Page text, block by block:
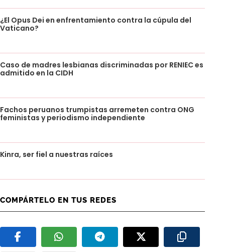
¿El Opus Dei en enfrentamiento contra la cúpula del
Vaticano?
Caso de madres lesbianas discriminadas por RENIEC es
admitido en la CIDH
Fachos peruanos trumpistas arremeten contra ONG
feministas y periodismo independiente
Kinra, ser fiel a nuestras raíces
COMPÁRTELO EN TUS REDES